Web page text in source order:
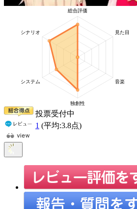
投票受付中
1 (平均:3.8点)